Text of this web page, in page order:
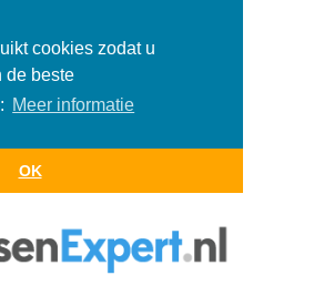
cookies zodat u
de beste
Meer informatie
OK